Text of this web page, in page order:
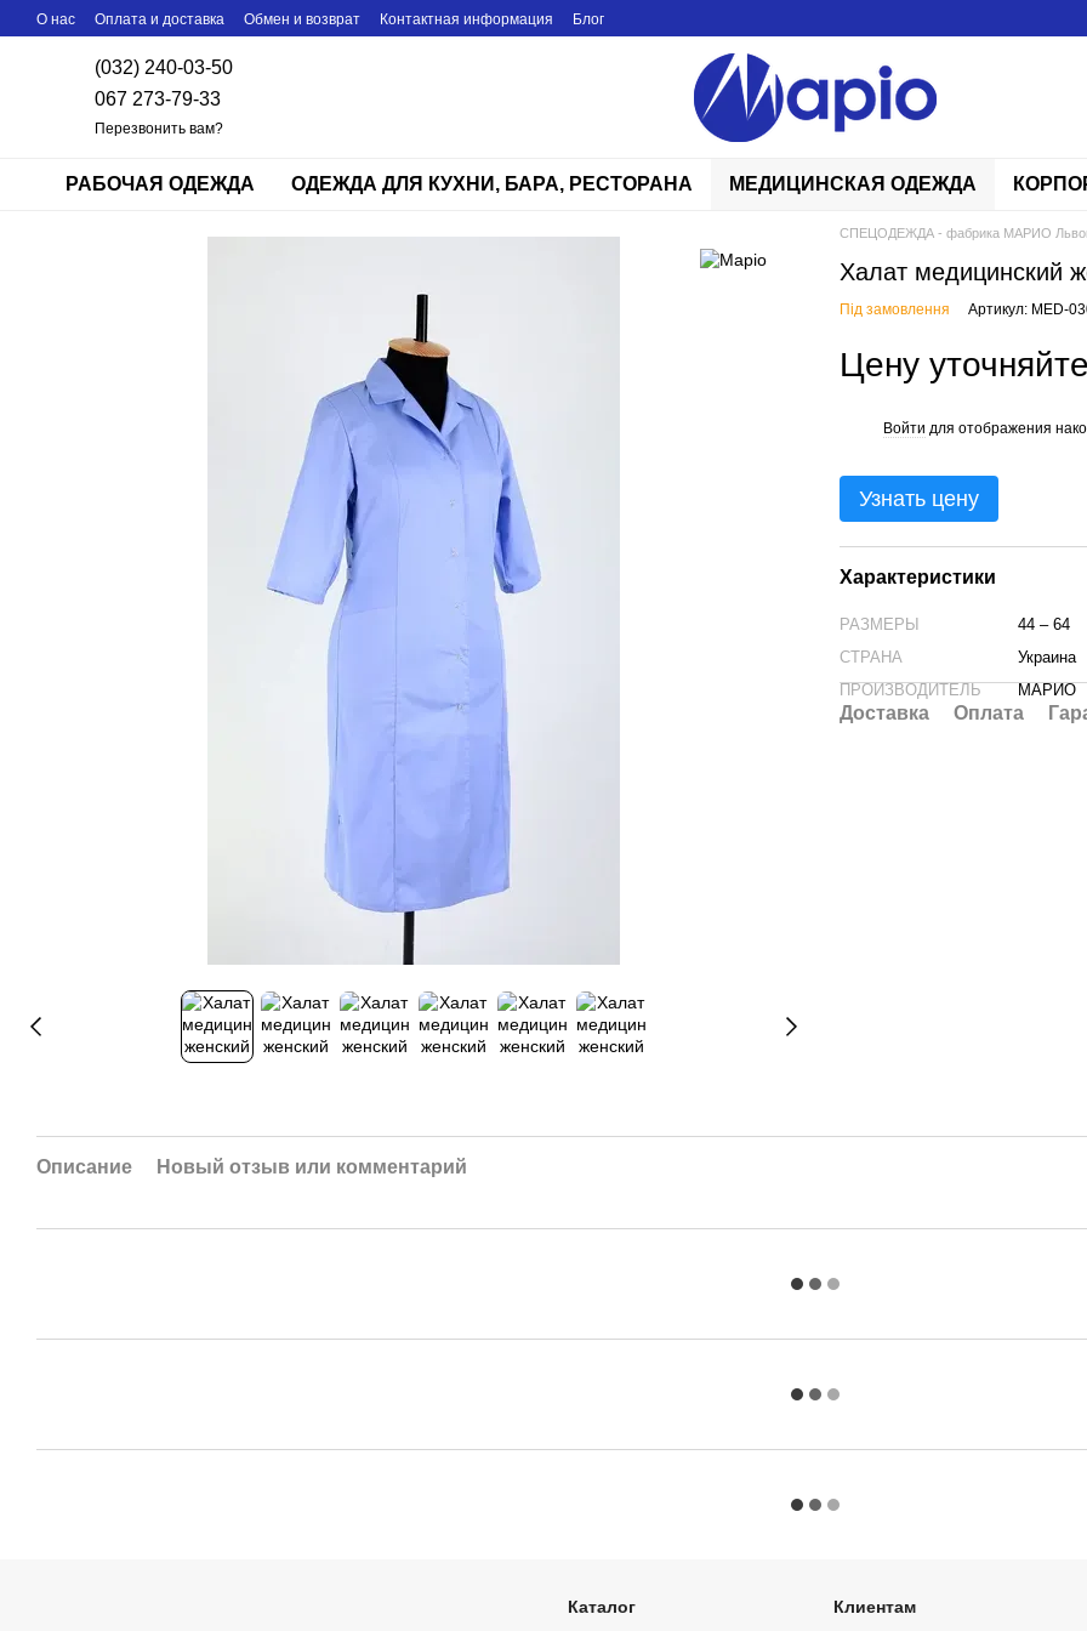
Перейти к основному контенту
О нас Оплата и доставка Обмен и возврат Контактная информация Блог
(032) 240-03-50
067 273-79-33
Перезвонить вам?
РАБОЧАЯ ОДЕЖДА ОДЕЖДА ДЛЯ КУХНИ, БАРА, РЕСТОРАНА МЕДИЦИНСКАЯ ОДЕЖДА
СПЕЦОДЕЖДА - фабрика МАРИО
Халат медицинский
Під замовлення Артикул: MED-
Цену уточняйте
Войти для отображения
Узнать цену
Характеристики
РАЗМЕРЫ
44 – 64
СТРАНА
Украина
ПРОИЗВОДИТЕЛЬ
МАРИО
Доставка Оплата
Описание Новый отзыв или комментарий
Каталог Клиентам